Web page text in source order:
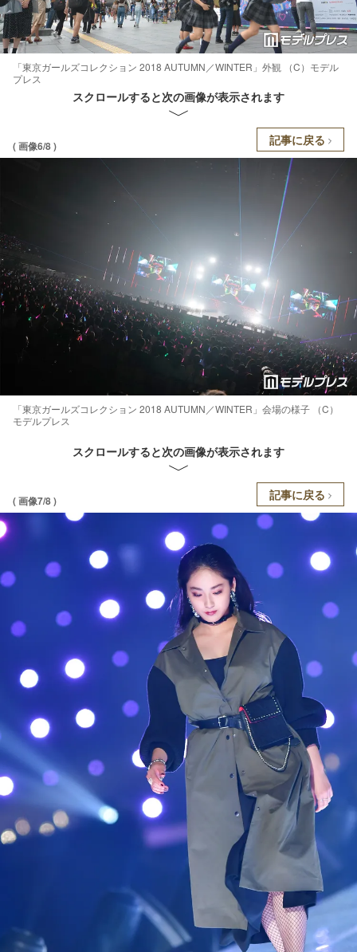
「東京ガールズコレクション 2018 AUTUMN／WINTER」外観 （C）モデル
プレス
スクロールすると次の画像が表示されます
( 画像6/8 ) 記事に戻る
「東京ガールズコレクション 2018 AUTUMN／WINTER」会場の様子 （C）
モデルプレス
スクロールすると次の画像が表示されます
( 画像7/8 ) 記事に戻る